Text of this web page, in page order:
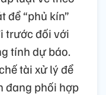
để “phủ kín”
trước đối với
tính dự báo.
tài xử lý để
đang phối hợp